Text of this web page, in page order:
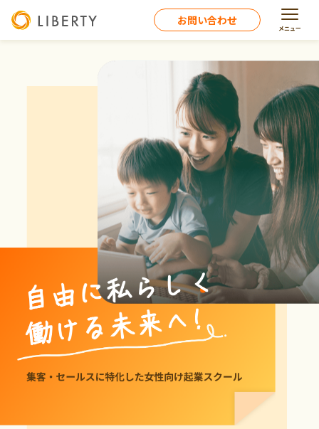
お問い合わせ
メニュー